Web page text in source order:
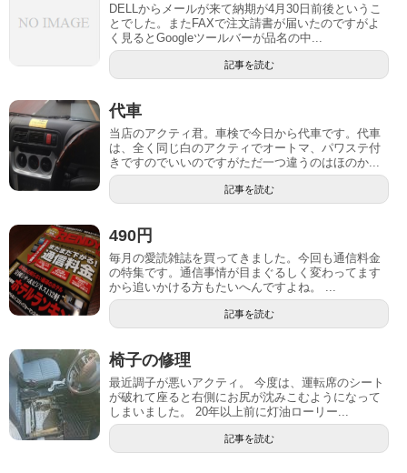
DELLからメールが来て納期が4月30日前後というこ
とでした。またFAXで注文請書が届いたのですがよ
く見るとGoogleツールバーが品名の中...
記事を読む
代車
当店のアクティ君。車検で今日から代車です。代車
は、全く同じ白のアクティでオートマ、パワステ付
きですのでいいのですがただ一つ違うのはほのか...
記事を読む
490円
毎月の愛読雑誌を買ってきました。今回も通信料金
の特集です。通信事情が目まぐるしく変わってます
から追いかける方もたいへんですよね。 ...
記事を読む
椅子の修理
最近調子が悪いアクティ。 今度は、運転席のシート
が破れて座ると右側にお尻が沈みこむようになって
しまいました。 20年以上前に灯油ローリー...
記事を読む